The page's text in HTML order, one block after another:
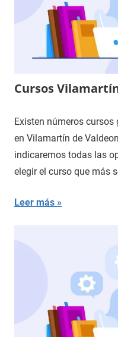
Cursos
Existen números
en Vilamartín de
indicaremos todas las
elegir el curso que más
Leer más